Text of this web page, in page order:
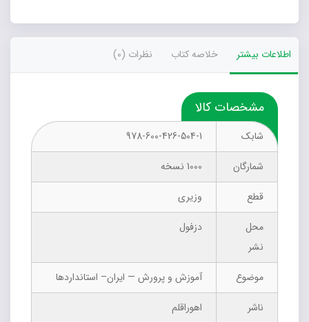
اطلاعات بیشتر خلاصه کتاب نظرات (0)
مشخصات کالا
شابک
978-600-426-504-1
شمارگان
1000 نسخه
قطع
وزیری
محل
نشر
دزفول
موضوع
آموزش و پرورش — ایران– استانداردها
ناشر
اهوراقلم